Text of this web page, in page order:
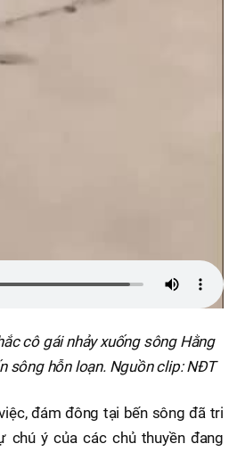
cô gái nhảy xuống sông Hằng
sông hỗn loạn. Nguồn clip: NĐT
đám đông tại bến sông đã tri
chú ý của các chủ thuyền đang